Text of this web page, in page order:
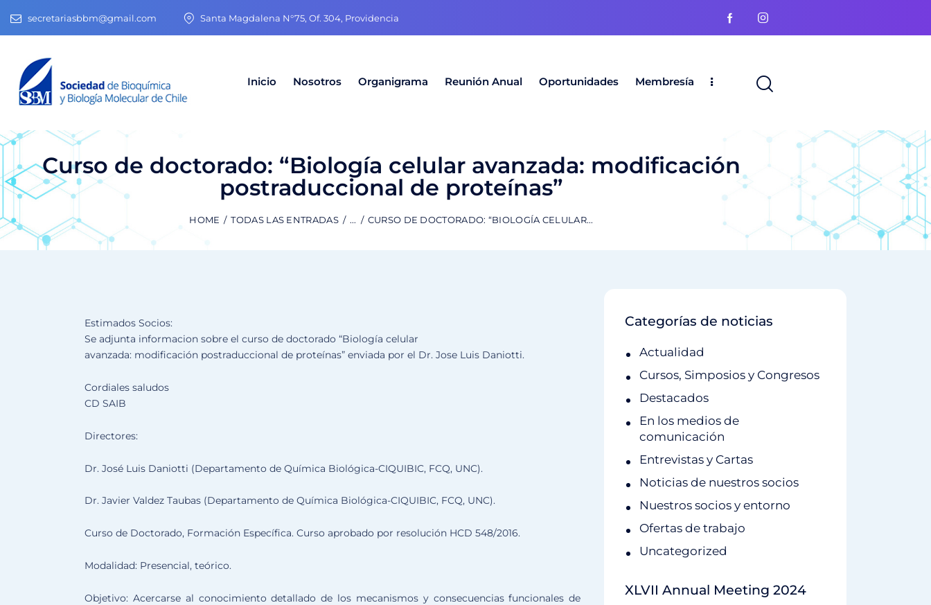
secretariasbbm@gmail.com Santa Magdalena N°75, Of. 304, Providencia
Inicio Nosotros Organigrama Reunión Anual Oportunidades Membresía
Curso de doctorado: “Biología celular avanzada: modificación
postraduccional de proteínas”
HOME TODAS LAS ENTRADAS ... CURSO DE DOCTORADO: “BIOLOGÍA CELULAR...
Estimados Socios:
Se adjunta informacion sobre el curso de doctorado “Biología celular
avanzada: modificación postraduccional de proteínas” enviada por el Dr. Jose Luis Daniotti.
Cordiales saludos
CD SAIB
Directores:
Dr. José Luis Daniotti (Departamento de Química Biológica-CIQUIBIC, FCQ, UNC).
Dr. Javier Valdez Taubas (Departamento de Química Biológica-CIQUIBIC, FCQ, UNC).
Curso de Doctorado, Formación Específica. Curso aprobado por resolución HCD 548/2016.
Modalidad: Presencial, teórico.
Objetivo: Acercarse al conocimiento detallado de los mecanismos y consecuencias funcionales de
Categorías de noticias
Actualidad
Cursos, Simposios y Congresos
Destacados
En los medios de
comunicación
Entrevistas y Cartas
Noticias de nuestros socios
Nuestros socios y entorno
Ofertas de trabajo
Uncategorized
XLVII Annual Meeting 2024